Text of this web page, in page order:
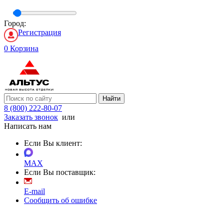
Город:
Регистрация
0 Корзина
Найти
8 (800) 222-80-07
Заказать звонок или
Написать нам
Если Вы клиент:
MAX
Если Вы поставщик:
E-mail
Сообщить об ошибке